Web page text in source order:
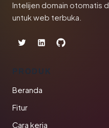
Intelijen domain otomatis
untuk web terbuka.
PRODUK
Beranda
Fitur
Cara kerja